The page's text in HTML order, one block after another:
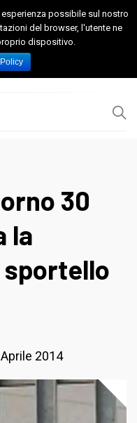
Attività nella Capitanata
30
la
2014
possibile sul nostro
del browser, l'utente ne
dispositivo.